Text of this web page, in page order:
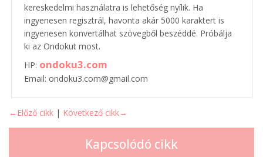
kereskedelmi használatra is lehetőség nyílik. Ha
ingyenesen regisztrál, havonta akár 5000 karaktert is
ingyenesen konvertálhat szövegből beszéddé. Próbálja
ki az Ondokut most.
HP: ondoku3.com
Email: ondoku3.com@gmail.com
←Előző cikk | Következő cikk→
Kapcsolódó cikk